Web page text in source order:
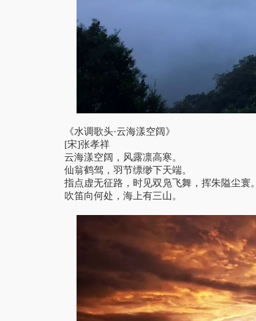
《水调歌头·云海漾空阔》
[宋]张孝祥
云海漾空阔，风露凛高寒。
仙翁鹤驾，羽节缥缈下天端。
指点虚无征路，时见双凫飞舞，挥朱隘尘寰。
吹笛向何处，海上有三山。